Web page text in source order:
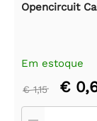
Opencircuit
Em estoque
€ 1,15 €